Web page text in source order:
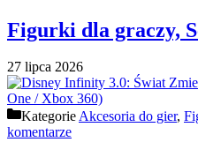
Figurki dla graczy,
27 lipca 2026
KategorieAkcesoria do gier,
komentarze